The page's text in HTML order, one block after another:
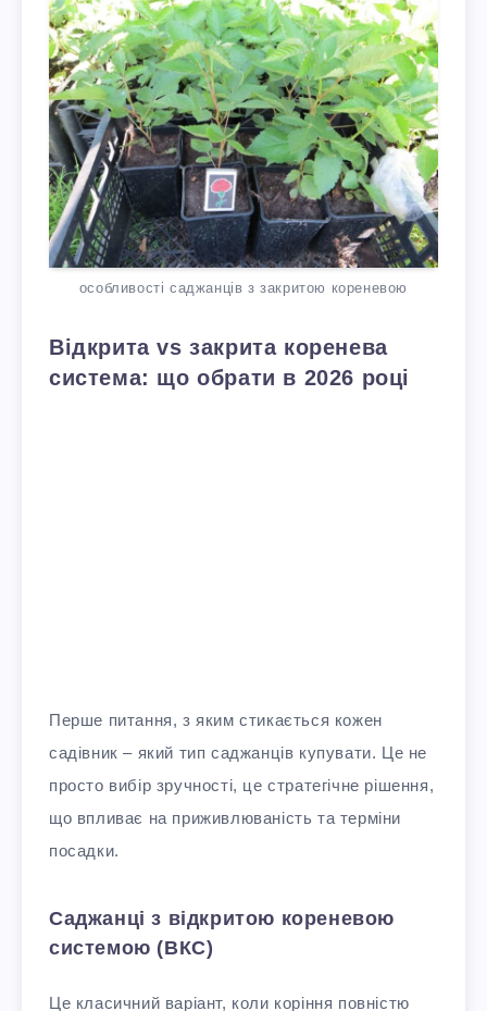
особливості саджанців з закритою кореневою
Відкрита vs закрита коренева
система: що обрати в 2026 році
Перше питання, з яким стикається кожен
садівник – який тип саджанців купувати. Це не
просто вибір зручності, це стратегічне рішення,
що впливає на приживлюваність та терміни
посадки.
Саджанці з відкритою кореневою
системою (ВКС)
Це класичний варіант, коли коріння повністю